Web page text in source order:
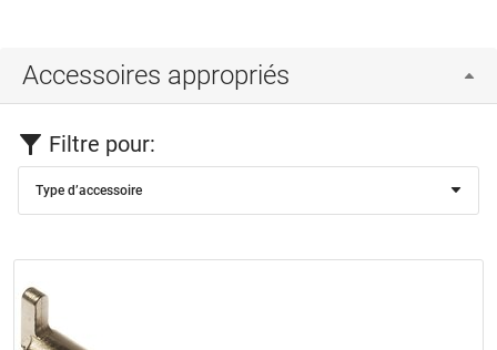
Accessoires appropriés
Filtre pour:
Type d’accessoire